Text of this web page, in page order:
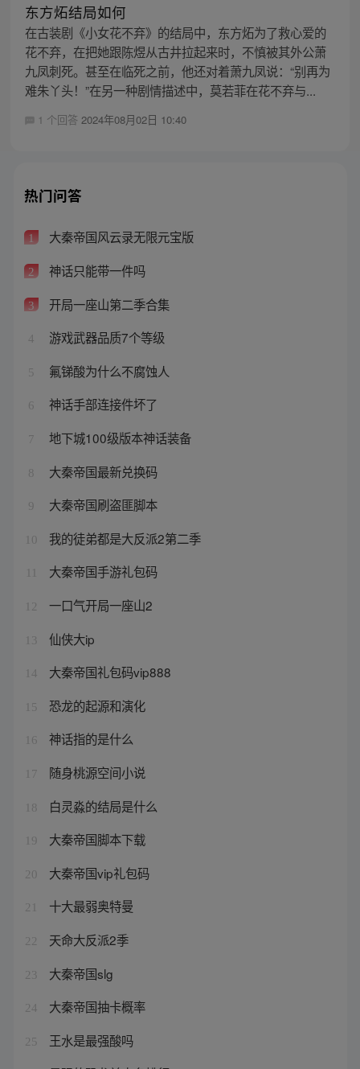
东方炻结局如何
在古装剧《小女花不弃》的结局中，东方炻为了救心爱的
花不弃，在把她跟陈煜从古井拉起来时，不慎被其外公萧
九凤刺死。甚至在临死之前，他还对着萧九凤说：“别再为
难朱丫头！”在另一种剧情描述中，莫若菲在花不弃与...
1 个回答 2024年08月02日 10:40
热门问答
1 大秦帝国风云录无限元宝版
2 神话只能带一件吗
3 开局一座山第二季合集
4 游戏武器品质7个等级
5 氟锑酸为什么不腐蚀人
6 神话手部连接件坏了
7 地下城100级版本神话装备
8 大秦帝国最新兑换码
9 大秦帝国刷盗匪脚本
10 我的徒弟都是大反派2第二季
大秦帝国手游礼包码
12 一口气开局一座山2
13 仙侠大ip
14 大秦帝国礼包码vip888
15 恐龙的起源和演化
16 神话指的是什么
17 随身桃源空间小说
18 白灵淼的结局是什么
19 大秦帝国脚本下载
20 大秦帝国vip礼包码
21 十大最弱奥特曼
22 天命大反派2季
23 大秦帝国slg
24 大秦帝国抽卡概率
25 王水是最强酸吗